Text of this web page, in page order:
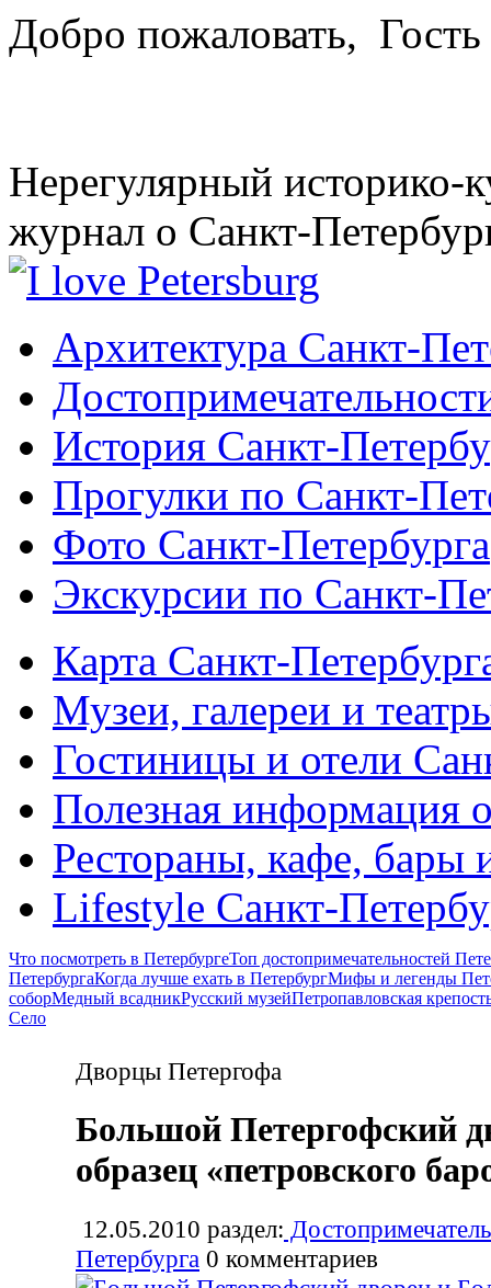
Добро пожаловать, Гость
Нерегулярный историко-
журнал о Санкт-
Архитектура Санкт-
История Санкт-
Прогулки по Санкт-
Фото Санкт-Петербурга
Экскурсии по Санкт-
Карта Санкт-
Музеи, галереи и
Гостиницы и отели
Полезная информация
Рестораны, кафе, бары
Lifestyle Санкт-
Что посмотреть в ПетербургеТоп достопримечательностей
ПетербургаКогда лучше ехать в ПетербургМифы и легенды
соборМедный всадникРусский музейПетропавловская
Село
Дворцы Петергофа
Большой Петергофский
образец «петровского
12.05.2010 раздел:
Петербурга 0 комментариев